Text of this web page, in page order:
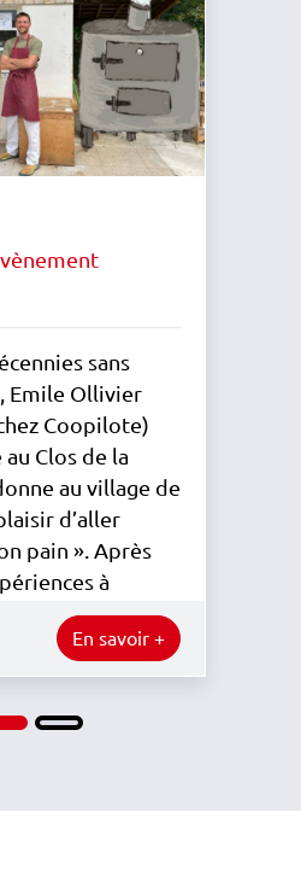
sans
Emile Ollivier
Coopilote)
au Clos de la
au village de
d’aller
pain ». Après
à
En savoir +
Être Femme et Entreprendre
Maraudages